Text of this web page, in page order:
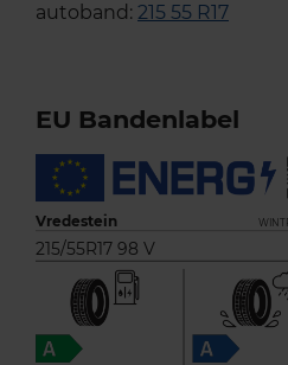
autoband: 215 55 R17
EU Bandenlabel
Vredestein
215/55R17 98 V